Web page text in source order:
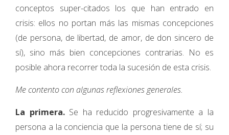
conceptos super-citados los que han entrado en
crisis: ellos no portan más las mismas concepciones
(de persona, de libertad, de amor, de don sincero de
sí), sino más bien concepciones contrarias. No es
posible ahora recorrer toda la sucesión de esta crisis.
Me contento con algunas reflexiones generales.
La primera.Se ha reducido progresivamente a la
persona a la conciencia que la persona tiene de sí; su